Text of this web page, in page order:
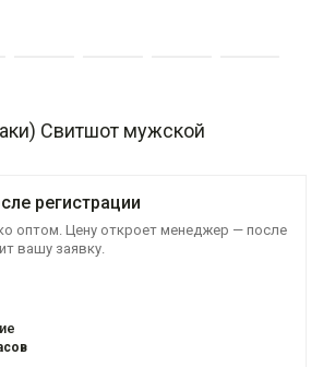
Свитшот мужской
регистрации
оптом. Цену откроет менеджер — после
вашу заявку.